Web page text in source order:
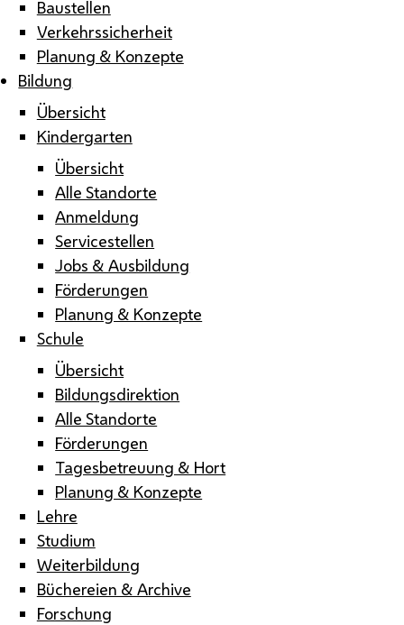
Baustellen
Verkehrssicherheit
Planung & Konzepte
Bildung
Übersicht
Kindergarten
Übersicht
Alle Standorte
Anmeldung
Servicestellen
Jobs & Ausbildung
Förderungen
Planung & Konzepte
Schule
Übersicht
Bildungsdirektion
Alle Standorte
Förderungen
Tagesbetreuung & Hort
Planung & Konzepte
Lehre
Studium
Weiterbildung
Büchereien & Archive
Forschung